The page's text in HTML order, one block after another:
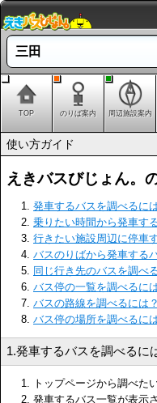
三田
TOP のりば案内 周辺施設案内
使い方ガイド
えきバスびじょん。
発車するバスを調べるに
乗りたい時間から発車す
行きたい施設周辺に停車
バスのりばから発車する
同じ行き先のバスを調べ
バス停の一覧を調べるに
バスの路線を調べるには？
バス停の場所を調べるに
1.発車するバスを調べるに
トップページから調べた
発車するバス一覧が表示